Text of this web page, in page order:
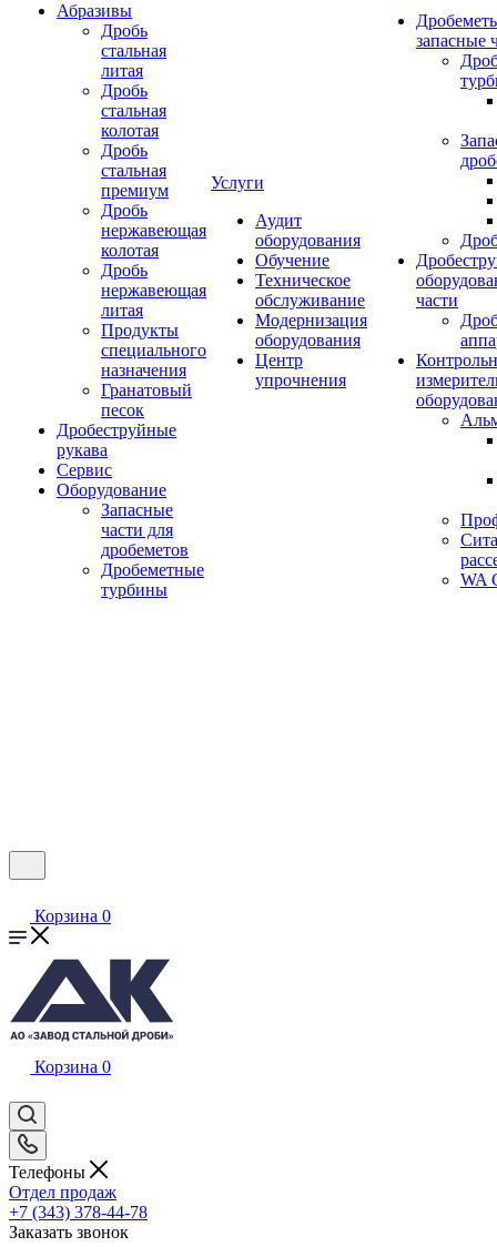
Абразивы
Дробь
стальная
литая
Дробь
стальная
колотая
Дробь
стальная
премиум
Дробь
нержавеющая
колотая
Дробь
нержавеющая
литая
Продукты
специального
назначения
Гранатовый
песок
Дробеструйные
рукава
Сервис
Оборудование
Запасные
части для
дробеметов
Дробеметные
турбины
Услуги
Аудит
оборудования
Обучение
Техническое
обслуживание
Модернизация
оборудования
Центр
упрочнения
запасные
части
WA
Корзина 0
Корзина 0
Телефоны
Отдел продаж
+7 (343) 378-44-78
Заказать звонок